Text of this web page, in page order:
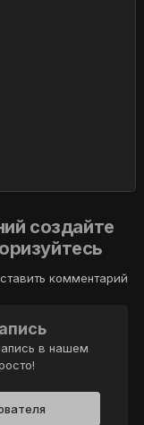
создайте
комментарий
в нашем